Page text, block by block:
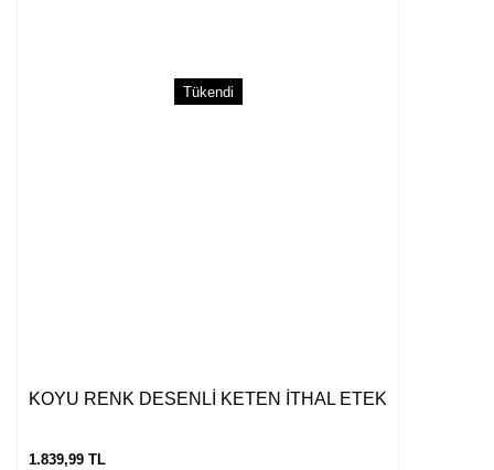
Tükendi
KOYU RENK DESENLİ KETEN İTHAL ETEK
1.839,99 TL